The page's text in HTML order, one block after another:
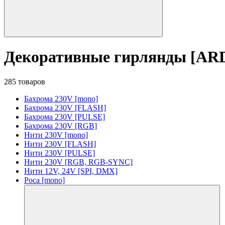
Декоративные гирлянды
285 товаров
Бахрома 230V [mono]
Бахрома 230V [FLASH]
Бахрома 230V [PULSE]
Бахрома 230V [RGB]
Нити 230V [mono]
Нити 230V [FLASH]
Нити 230V [PULSE]
Нити 230V [RGB, RGB-SYNC]
Нити 12V, 24V [SPI, DMX]
Роса [mono]